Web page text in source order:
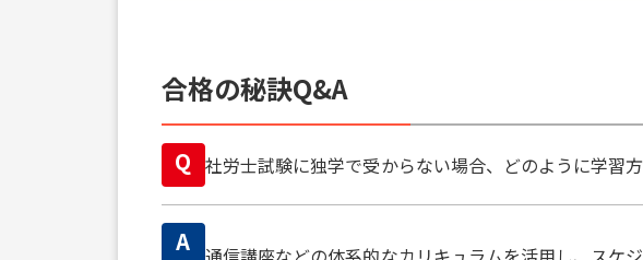
合格の秘訣Q&A
Q 社労士試験に独学で受からない場合、どのように学習
A